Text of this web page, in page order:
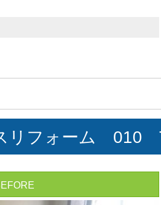
リフォーム 010